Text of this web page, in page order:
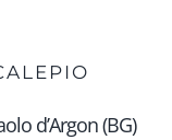
d’Argon (BG)